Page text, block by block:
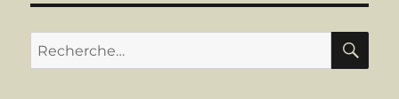
Recherche
pour :